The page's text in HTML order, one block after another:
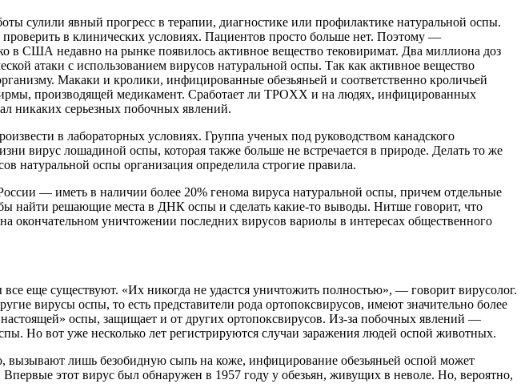
сулили явный прогресс в терапии, диагностике или профилактике натуральной оспы.
в клинических условиях. Пациентов просто больше нет. Поэтому —
США недавно на рынке появилось активное вещество тековиримат. Два миллиона доз
атаки с использованием вирусов натуральной оспы. Так как активное вещество
Макаки и кролики, инфицированные обезьяньей и соответственно кроличьей
производящей медикамент. Сработает ли TPOXX и на людях, инфицированных
никаких серьезных побочных явлений.
в лабораторных условиях. Группа ученых под руководством канадского
вирус лошадиной оспы, которая также больше не встречается в природе. Делать то же
натуральной оспы организация определила строгие правила.
— иметь в наличии более 20% генома вируса натуральной оспы, причем отдельные
найти решающие места в ДНК оспы и сделать какие-то выводы. Нитше говорит, что
уничтожении последних вирусов вариолы в интересах общественного
еще существуют. «Их никогда не удастся уничтожить полностью», — говорит вирусолог.
вирусы оспы, то есть представители рода ортопоксвирусов, имеют значительно более
оспы, защищает и от других ортопоксвирусов. Из-за побочных явлений —
Но вот уже несколько лет регистрируются случаи заражения людей оспой животных.
лишь безобидную сыпь на коже, инфицирование обезьяньей оспой может
этот вирус был обнаружен в 1957 году у обезьян, живущих в неволе. Но, вероятно,